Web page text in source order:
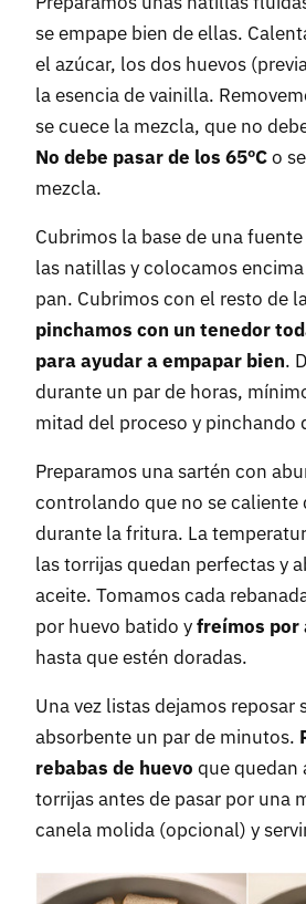
se empape bien de ellas.
el azúcar, los dos huevos
la esencia de vainilla.
se cuece la mezcla, que no
No debe pasar de los 65ºCo
mezcla.
Cubrimos la base de una
las natillas y colocamos
pan. Cubrimos con el resto de
pinchamos con un tenedor
para ayudar a empapar bien.
durante un par de horas,
mitad del proceso y pinchando
Preparamos una sartén con
controlando que no se caliente
durante la fritura. La
las torrijas quedan perfectas y
aceite. Tomamos cada
por huevo batido yfreímos por
hasta que estén doradas.
Una vez listas dejamos reposar
absorbente un par de minutos.
rebabas de huevo que quedan
torrijas antes de pasar por una
canela molida (opcional) y